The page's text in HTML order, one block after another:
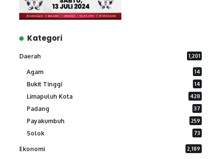
Kategori
Daerah 1,201
Agam 14
Bukit Tinggi 14
Limapuluh Kota 428
Padang 37
Payakumbuh 259
Solok 73
Ekonomi 2,189